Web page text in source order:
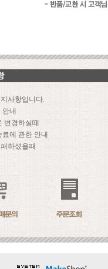
사항입니다.
안내
변경하실때
에 관한 안내
하셨을때